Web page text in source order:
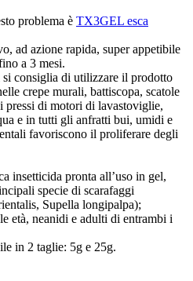
problema è TX3GEL esca
ad azione rapida, super appetibile
a 3 mesi.
consiglia di utilizzare il prodotto
crepe murali, battiscopa, scatole
pressi di motori di lavastoviglie,
e in tutti gli anfratti bui, umidi e
favoriscono il proliferare degli
insetticida pronta all’uso in gel,
specie di scarafaggi
Supella longipalpa);
età, neanidi e adulti di entrambi i
in 2 taglie: 5g e 25g.